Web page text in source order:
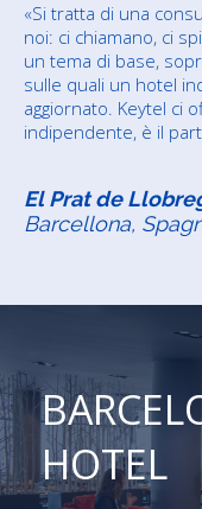
HOTEL
«Si tratta di una
noi: ci chiamano, ci
un tema di base,
sulle quali un hotel
aggiornato. Keytel ci
indipendente, è il
El Prat de
Barcellona,